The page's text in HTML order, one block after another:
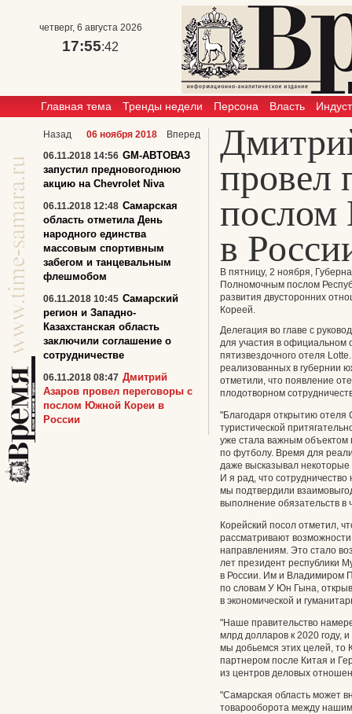
четверг, 6 августа 2026
17:55:42
Главная тема Тренды недели Персона Власть
провел
в
В пятницу, 2 ноября,
Полномочным послом
развития двусторонних
Кореей.
Делегация во главе с
для участия в официальном
пятизвездочного отеля
реализованных в губернии
отметили, что появление
плодотворном
"Благодаря открытию отеля
туристической
уже стала важным
по футболу. Время для
даже высказывал
И я рад, что
мы подтвердили
выполнение обязательств в
Корейский посол отметил,
рассматривают
направлениям. Это стало
лет президент республики
в России. Им и Владимиром
по словам У Юн Гына,
в экономической и
"Наше правительство
млрд долларов к 2020 году,
мы добьемся этих целей, то
партнером после Китая и
из центров деловых
"Самарская область может
товарооборота между
Назад 06 ноября 2018
Вперед
06.11.2018 14:56 GM-АВТОВАЗ
запустил предновогоднюю
акцию на Chevrolet Niva
06.11.2018 12:48 Самарская
область отметила День
народного единства
массовым спортивным
забегом и танцевальным
флешмобом
06.11.2018 10:45 Самарский
регион и Западно-
Казахстанская область
заключили соглашение о
сотрудничестве
06.11.2018 08:47 Дмитрий
Азаров провел переговоры с
послом Южной Кореи в
России